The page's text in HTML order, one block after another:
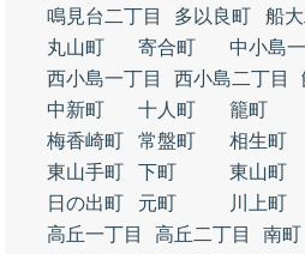
鳴見台二丁目
多以良町 船
丸山町
寄合町 中小島
西小島一丁目
西小島二丁目
中新町
十人町 籠町
梅香崎町
常盤町 相生町
東山手町
下町 東山町
日の出町
元町 川上町
高丘一丁目
高丘二丁目 南町